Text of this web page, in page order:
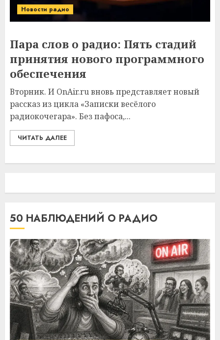
Новости радио
Пара слов о радио: Пять стадий
принятия нового программного
обеспечения
Вторник. И OnAir.ru вновь представляет новый
рассказ из цикла «Записки весёлого
радиокочегара». Без пафоса,...
ЧИТАТЬ ДАЛЕЕ
50 НАБЛЮДЕНИЙ О РАДИО